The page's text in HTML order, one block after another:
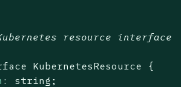
resource interface
KubernetesResource {
: string;